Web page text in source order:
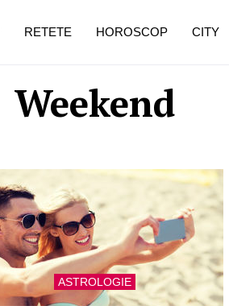
Weekend
ASTROLOGIE
RETETE HOROSCOP CITY
de dureroasă este investigația